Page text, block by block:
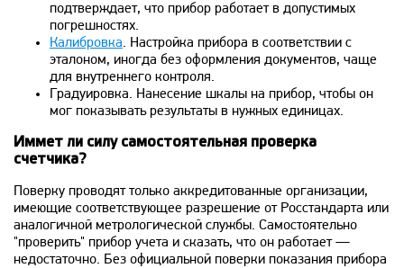
подтверждает, что прибор работает в допустимых
погрешностях.
Калибровка. Настройка прибора в соответствии с
эталоном, иногда без оформления документов, чаще
для внутреннего контроля.
Градуировка. Нанесение шкалы на прибор, чтобы он
мог показывать результаты в нужных единицах.
Иммет ли силу самостоятельная проверка
счетчика?
Поверку проводят только аккредитованные организации,
имеющие соответствующее разрешение от Росстандарта или
аналогичной метрологической службы. Самостоятельно
"проверить" прибор учета и сказать, что он работает —
недостаточно. Без официальной поверки показания прибора